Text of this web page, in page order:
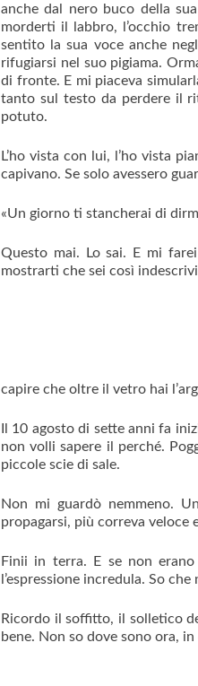
anche dal nero buco della
morderti il labbro, l’occhio
sentito la sua voce anche
rifugiarsi nel suo pigiama.
di fronte. E mi piaceva
tanto sul testo da perdere il
potuto.
L’ho vista con lui, l’ho vista
capivano. Se solo avessero
«Un giorno ti stancherai di
Questo mai. Lo sai. E mi
mostrarti che sei così
capire che oltre il vetro hai
Il 10 agosto di sette anni fa
non volli sapere il perché.
piccole scie di sale.
Non mi guardò nemmeno.
propagarsi, più correva veloce
Finii in terra. E se non
l’espressione incredula. So
Ricordo il soffitto, il solletico
bene. Non so dove sono ora,